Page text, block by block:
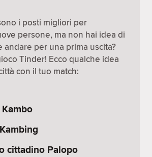
i posti migliori per
persone, ma non hai idea di
andare per una prima uscita?
Tinder! Ecco qualche idea
con il tuo match:
cittadino Palopo